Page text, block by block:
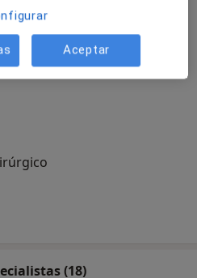
(18)
Aceptar